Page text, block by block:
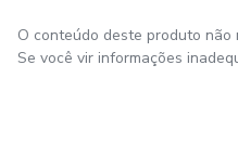
O conteúdo deste produto
Se você vir informações